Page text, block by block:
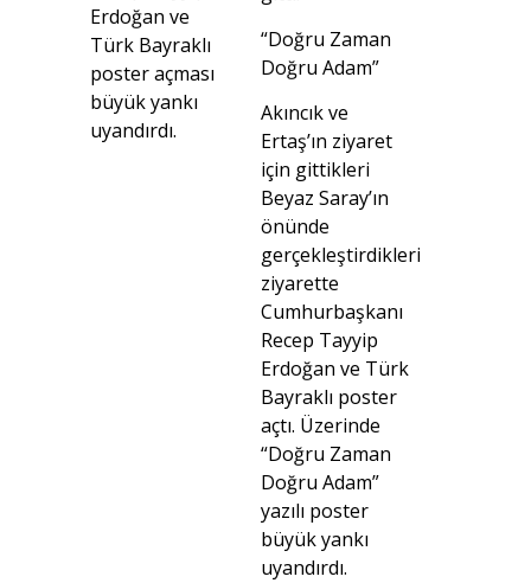
Erdoğan ve
Türk Bayraklı
poster açması
büyük yankı
uyandırdı.
“Doğru Zaman
Doğru Adam”
Akıncık ve
Ertaş’ın ziyaret
için gittikleri
Beyaz Saray’ın
önünde
gerçekleştirdikleri
ziyarette
Cumhurbaşkanı
Recep Tayyip
Erdoğan ve Türk
Bayraklı poster
açtı. Üzerinde
“Doğru Zaman
Doğru Adam”
yazılı poster
büyük yankı
uyandırdı.